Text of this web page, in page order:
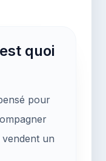
quoi
pour
un